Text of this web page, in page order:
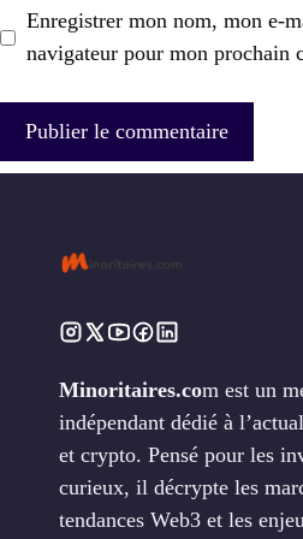
Enregistrer mon nom, mon e-
navigateur pour mon prochain
Minoritaires.com est un
indépendant dédié à
et crypto. Pensé pour les
curieux, il décrypte les
tendances Web3 et les